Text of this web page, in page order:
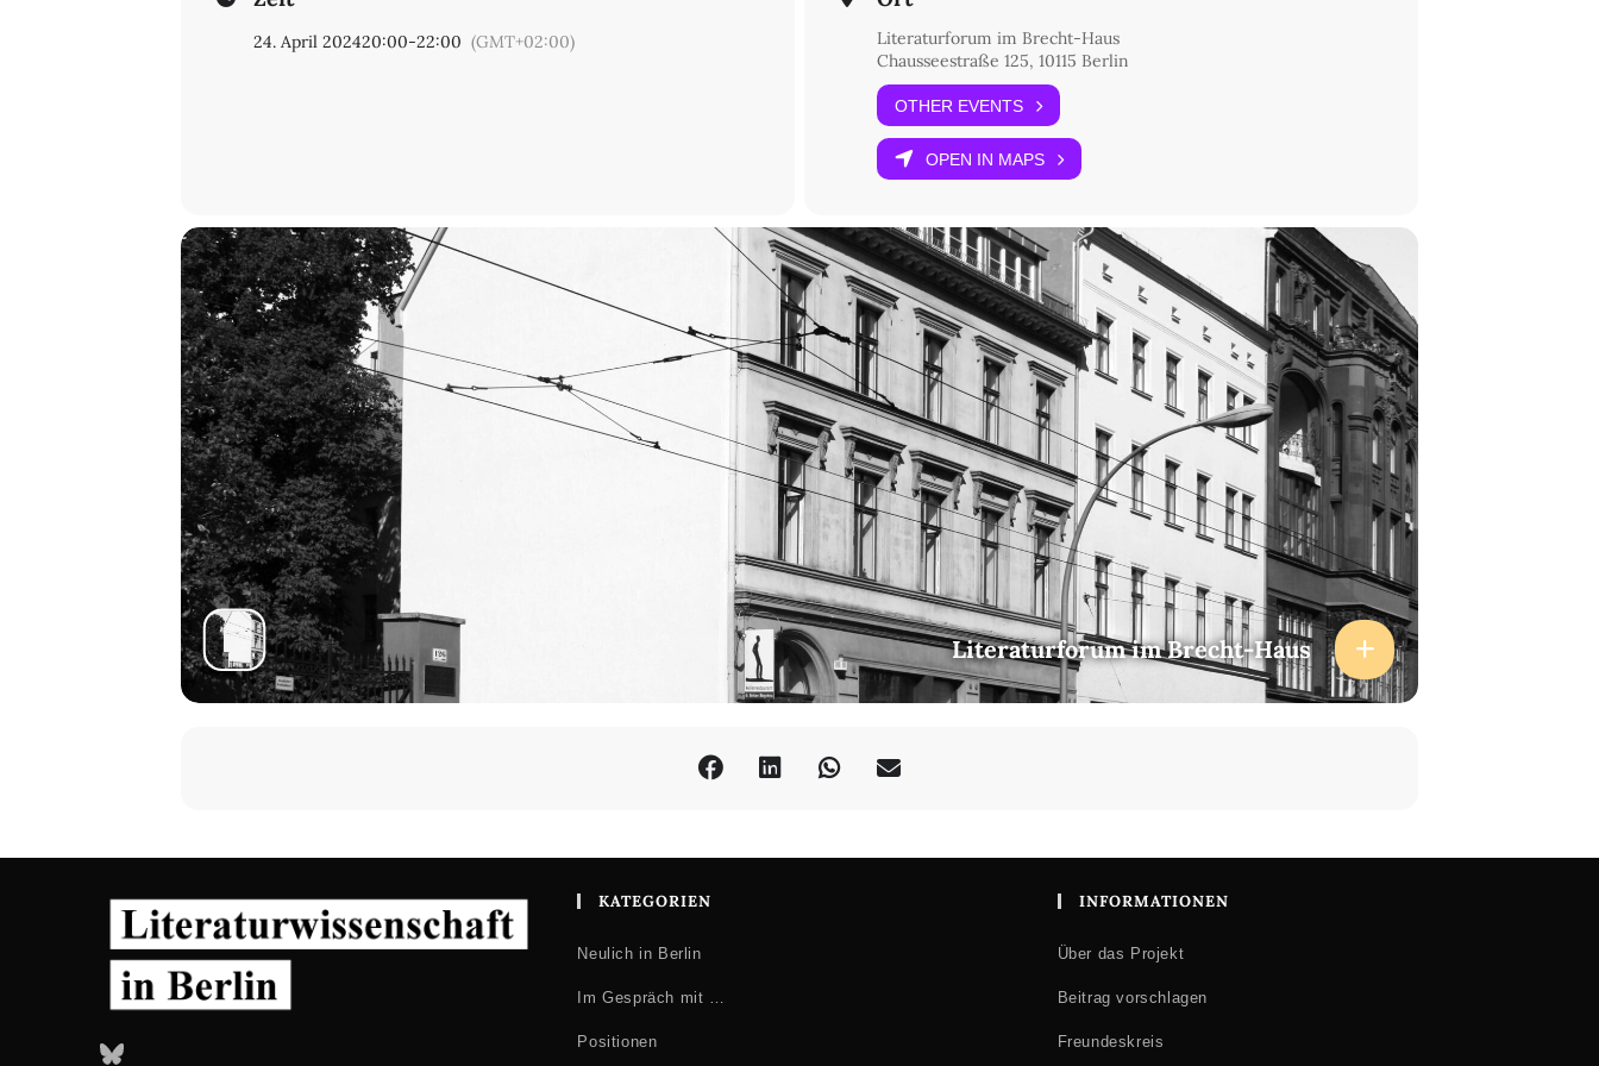
24. April 202420:00-22:00 (GMT+02:00)
Literaturforum im Brecht-Haus
Chausseestraße 125, 10115 Berlin
OTHER EVENTS
OPEN IN MAPS
Literaturforum im Brecht-Haus
Bluesky
KATEGORIEN
Neulich in Berlin
Im Gespräch mit …
Positionen
INFORMATIONEN
Über das Projekt
Beitrag vorschlagen
Freundeskreis